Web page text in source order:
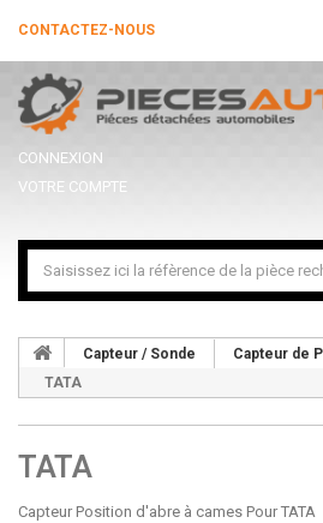
CONTACTEZ-NOUS
CONNEXION
VOTRE COMPTE
Capteur / Sonde
Capteur de
TATA
TATA
Capteur Position d'abre à cames Pour TATA